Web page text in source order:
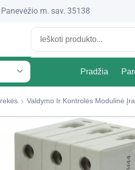
m. sav. 35138
Pradžia
Valdymo Ir Kontrolės Modulinė